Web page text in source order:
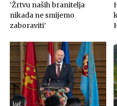
‘Žrtvu naših branitelja
nikada ne smijemo
zaboraviti’
Luč